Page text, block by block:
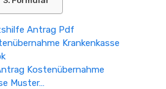
Antrag Pdf
Krankenkasse
Kostenübernahme
Muster…